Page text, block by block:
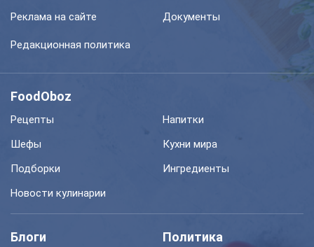
Реклама на сайте Документы
Редакционная политика
FoodOboz
Рецепты
Напитки
Шефы
Кухни мира
Подборки
Ингредиенты
Новости кулинарии
Блоги Политика